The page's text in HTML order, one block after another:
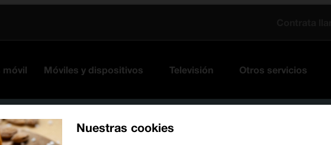
móvil Móviles y dispositivos Televisión Otros servicios
Nuestras cookies